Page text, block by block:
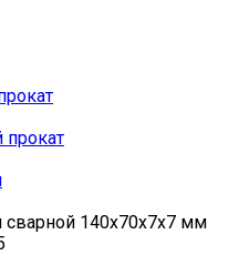
140х70х7х7 мм